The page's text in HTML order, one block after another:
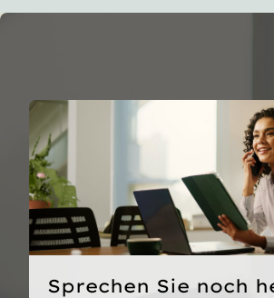
Problemen im Hinblick auf die
Dies ist unerlässlich bei der
umfangreicher Dokumentensätze
sichtbarer bzw. regulierter Inhalte.
Sprechen Sie noch